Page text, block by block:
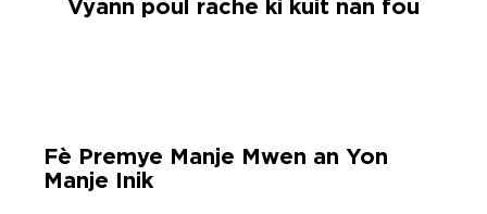
Vyann poul rache ki kuit nan fou
Fè Premye Manje Mwen an Yon
Manje Inik